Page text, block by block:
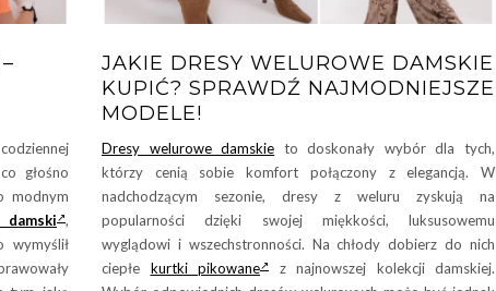
głośno
modnym
,
wymyślił
JAKIE DRESY WELUROWE DAMSKIE
KUPIĆ? SPRAWDŹ NAJMODNIEJSZE
MODELE!
Dresy welurowe damskie to doskonały wybór dla tych,
którzy cenią sobie komfort połączony z elegancją. W
nadchodzącym sezonie, dresy z weluru zyskują na
popularności dzięki swojej miękkości, luksusowemu
wyglądowi i wszechstronności. Na chłody dobierz do nich
ciepłe kurtki pikowane
z najnowszej kolekcji damskiej.